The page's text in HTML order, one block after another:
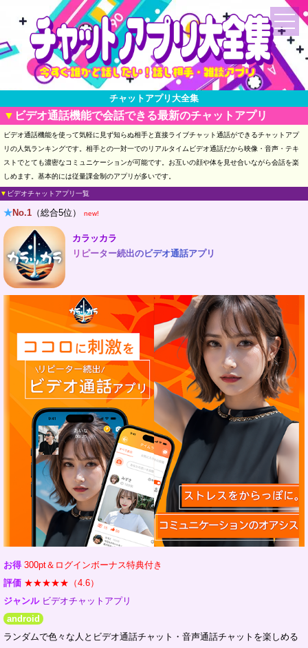
チャットアプリ大全集
ビデオ通話機能で会話できる最新のチャットアプリ
ビデオ通話機能を使って気軽に見ず知らぬ相手と直接ライブチャット通話ができるチャットアプ
リの人気ランキングです。相手との一対一でのリアルタイムビデオ通話だから映像・音声・テキ
ストでとても濃密なコミュニケーションが可能です。お互いの顔や体を見せ合いながら会話を楽
しめます。基本的には従量課金制のアプリが多いです。
▼ ビデオチャットアプリ一覧
★No.1 （総合5位） new!
カラッカラ
リピーター続出のビデオ通話アプリ
お得 300pt＆ログインボーナス特典付き
評価 ★★★★★（4.6）
ジャンル ビデオチャットアプリ
android
ランダムで色々な人とビデオ通話チャット・音声通話チャットを楽しめる